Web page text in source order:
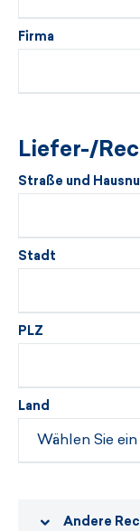
Firma
Liefer-/
Straße und
Stadt
PLZ
Land
Andere